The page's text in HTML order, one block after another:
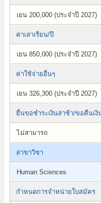
เยน 200,000 (ประจำปี 2027)
ค่าเล่าเรียน/ปี
เยน 850,000 (ประจำปี 2027)
ค่าใช้จ่ายอื่นๆ
เยน 326,300 (ประจำปี 2027)
ยื่นขอชำระเงินล่าช้า/ขอคืนเงิ
ไม่สามารถ
สาขาวิชา
Human Sciences
กำหนดการจำหน่ายใบสมัคร